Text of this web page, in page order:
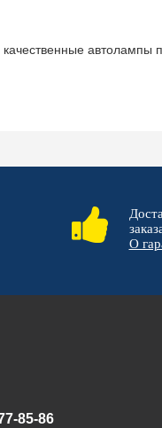
автолампы
О
85-86